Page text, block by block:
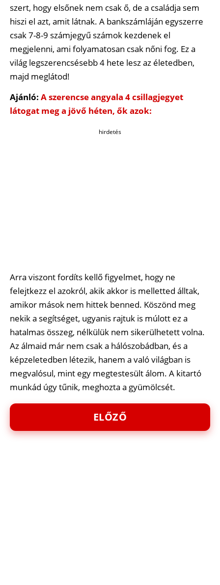
szert, hogy elsőnek nem csak ő, de a családja sem
hiszi el azt, amit látnak. A bankszámláján egyszerre
csak 7-8-9 számjegyű számok kezdenek el
megjelenni, ami folyamatosan csak nőni fog. Ez a
világ legszerencsésebb 4 hete lesz az életedben,
majd meglátod!
Ajánló: A szerencse angyala 4 csillagjegyet
látogat meg a jövő héten, ők azok:
hirdetés
Arra viszont fordíts kellő figyelmet, hogy ne
felejtkezz el azokról, akik akkor is melletted álltak,
amikor mások nem hittek benned. Köszönd meg
nekik a segítséget, ugyanis rajtuk is múlott ez a
hatalmas összeg, nélkülük nem sikerülhetett volna.
Az álmaid már nem csak a hálószobádban, és a
képzeletedben létezik, hanem a való világban is
megvalósul, mint egy megtestesült álom. A kitartó
munkád úgy tűnik, meghozta a gyümölcsét.
ELŐZŐ